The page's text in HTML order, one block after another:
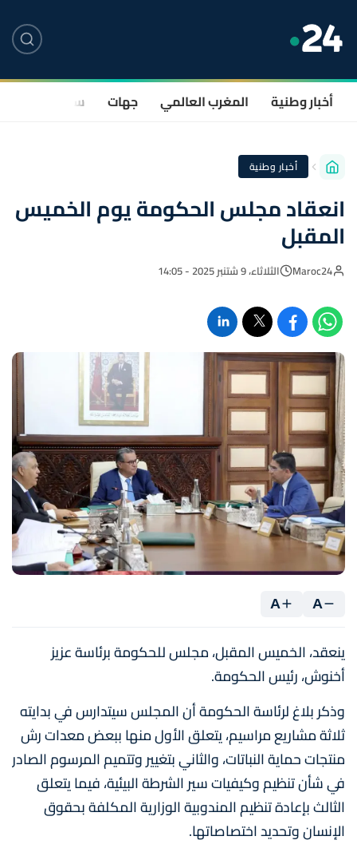
أخبار وطنية المغرب العالمي جهات سياسة
أخبار وطنية
انعقاد مجلس الحكومة يوم الخميس
المقبل
Maroc24 الثلاثاء، 9 شتنبر 2025 - 14:05
A
A
ينعقد، الخميس المقبل، مجلس للحكومة برئاسة عزيز
أخنوش، رئيس الحكومة.
وذكر بلاغ لرئاسة الحكومة أن المجلس سيتدارس في بدايته
ثلاثة مشاريع مراسيم، يتعلق الأول منها ببعض معدات رش
منتجات حماية النباتات، والثاني بتغيير وتتميم المرسوم الصادر
في شأن تنظيم وكيفيات سير الشرطة البيئية، فيما يتعلق
الثالث بإعادة تنظيم المندوبية الوزارية المكلفة بحقوق
الإنسان وتحديد اختصاصاتها.